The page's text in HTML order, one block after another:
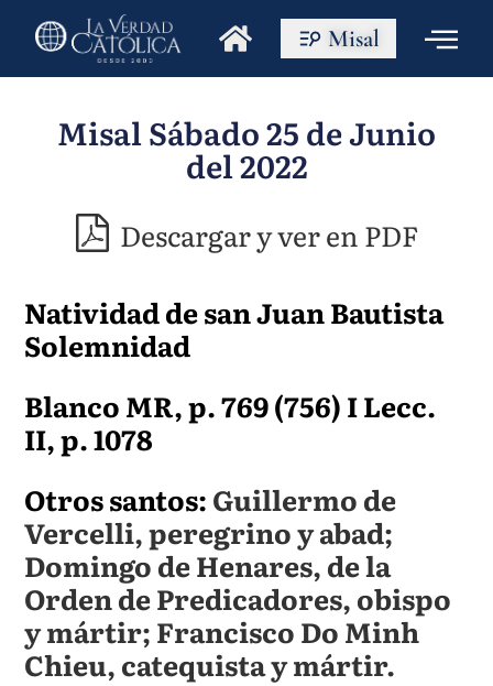
Misal
Misal Sábado 25 de Junio
del 2022
Descargar y ver en PDF
Natividad de san Juan Bautista
Solemnidad
Blanco MR, p. 769 (756) I Lecc.
II, p. 1078
Otros santos:Guillermo de
Vercelli, peregrino y abad;
Domingo de Henares, de la
Orden de Predicadores, obispo
y mártir; Francisco Do Minh
Chieu, catequista y mártir.